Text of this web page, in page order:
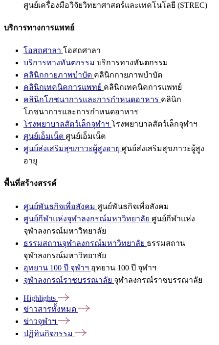
ศูนย์เครื่องมือวิจัยวิทยาศาสตร์และเทคโนโลยี (STREC)
บริการทางการแพทย์
โอสถศาลา โอสถศาลา
บริการทางทันตกรรม บริการทางทันตกรรม
คลินิกกายภาพบำบัด คลินิกกายภาพบำบัด
คลินิกเทคนิคการแพทย์ คลินิกเทคนิคการแพทย์
คลินิกโภชนาการและการกำหนดอาหาร คลินิก
โภชนาการและการกำหนดอาหาร
โรงพยาบาลสัตว์เล็กจุฬาฯ โรงพยาบาลสัตว์เล็กจุฬาฯ
ศูนย์เอ็มเน็ต ศูนย์เอ็มเน็ต
ศูนย์ส่งเสริมสุขภาวะผู้สูงอายุ ศูนย์ส่งเสริมสุขภาวะผู้สูง
อายุ
พื้นที่สร้างสรรค์
ศูนย์พันธกิจเพื่อสังคม ศูนย์พันธกิจเพื่อสังคม
ศูนย์กีฬาแห่งจุฬาลงกรณ์มหาวิทยาลัย ศูนย์กีฬาแห่ง
จุฬาลงกรณ์มหาวิทยาลัย
ธรรมสถานจุฬาลงกรณ์มหาวิทยาลัย ธรรมสถาน
จุฬาลงกรณ์มหาวิทยาลัย
อุทยาน 100 ปี จุฬาฯ อุทยาน 100 ปี จุฬาฯ
จุฬาลงกรณ์ราชบรรณาลัย จุฬาลงกรณ์ราชบรรณาลัย
Highlights
ข่าวสารทั้งหมด
ข่าวจุฬาฯ
ปฏิทินกิจกรรม